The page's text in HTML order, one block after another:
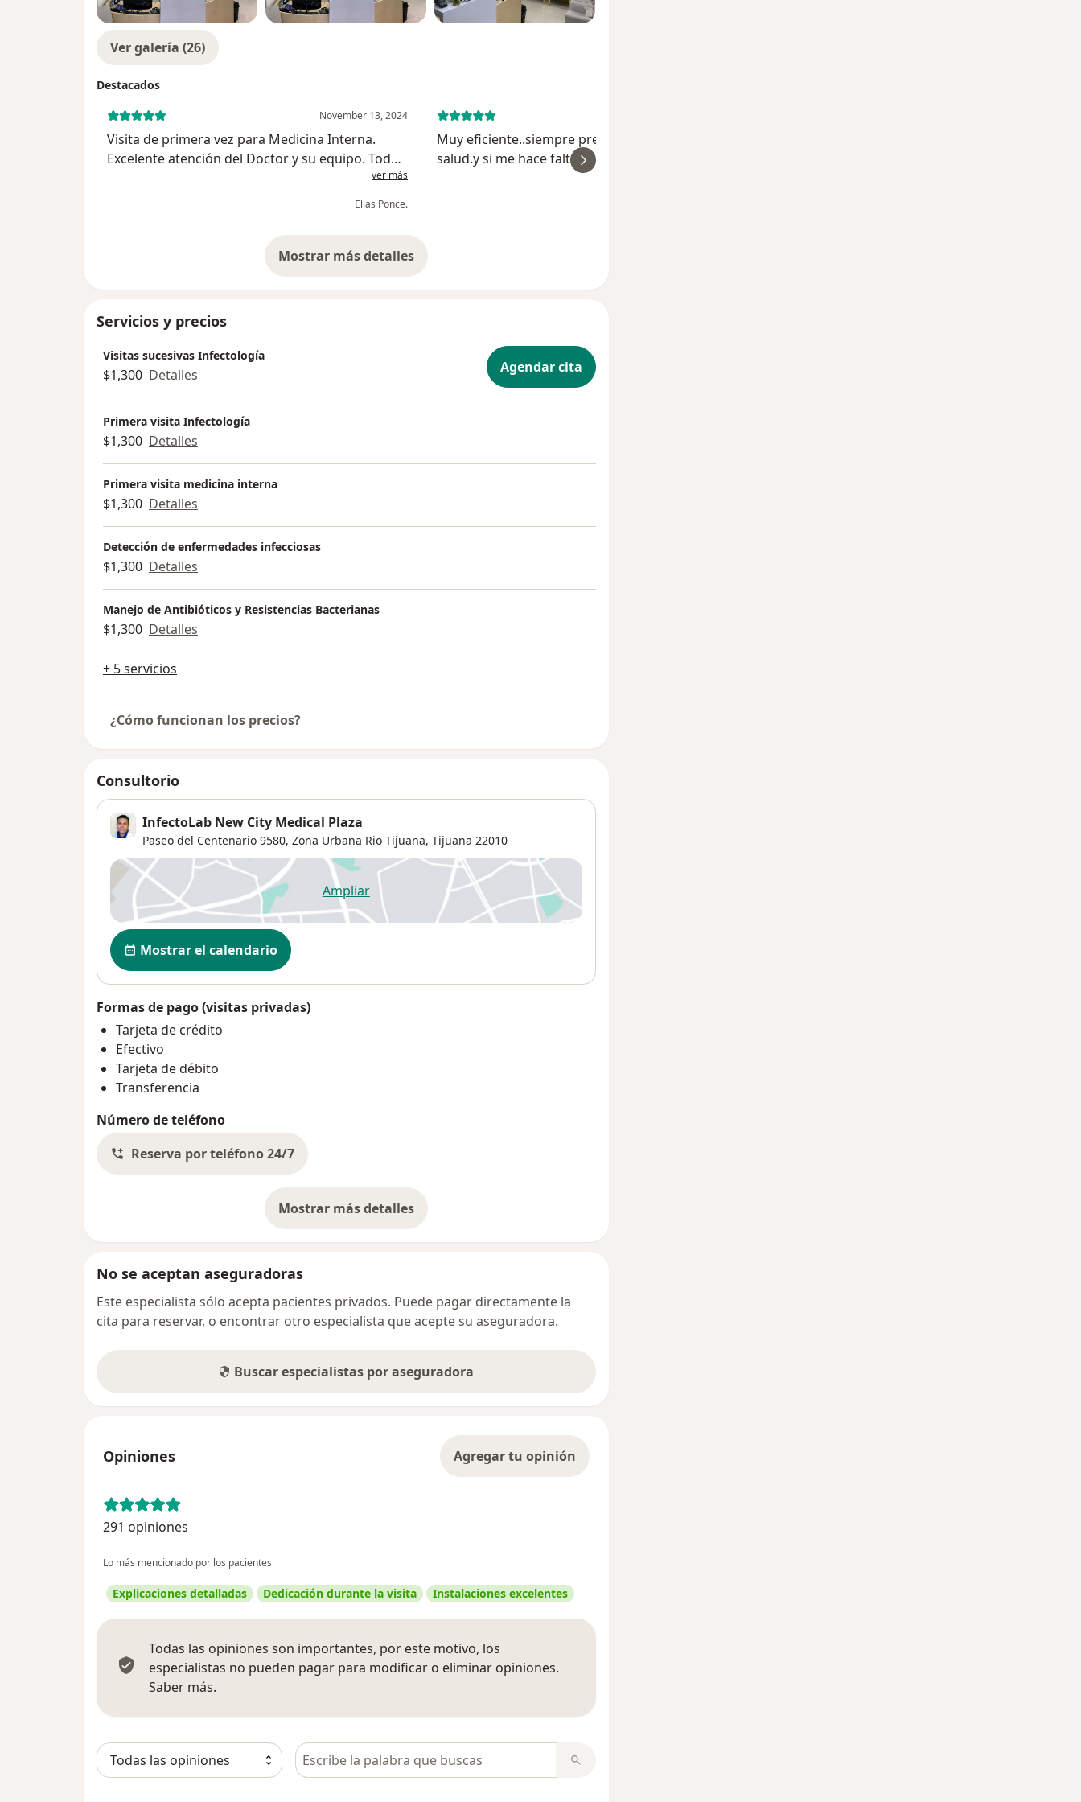
Gracias a esto el Dr. Navarro Álvarez es reconocido como uno de los referentes
especialistas en Microbiología e Infectología en Tijuana, además de ser
galardonado como uno de los 50 médicos de México acreedor de los Top Doctors
Si deseas agendar una consulta con el Dr. Navarro Álvarez sólo tienes que dar
click en el botón LLAMAR o PEDIR CITA.
Ver galería (26)
Destacados
November 13, 2024
Visita de primera vez para Medicina Interna.
Excelente atención del Doctor y su equipo. Todo
detalladas, dudas resueltas y más que tranquilo
ver más
Elias Ponce.
Muy eficiente..siempre pregunta como esta mi
salud.y si me hace falta hago que necesite
referente a mi situación de salud..excelente muy
Mostrar más detalles
sobre la experiencia
Servicios y precios
Visitas sucesivas Infectología
$1,300 Detalles Agendar cita
Primera visita Infectología
$1,300 Detalles
Primera visita medicina interna
$1,300 Detalles
Detección de enfermedades infecciosas
$1,300 Detalles
Manejo de Antibióticos y Resistencias Bacterianas
$1,300 Detalles
+ 5 servicios
¿Cómo funcionan los precios?
Consultorio
InfectoLab New City Medical Plaza
Paseo del Centenario 9580, Zona Urbana Rio Tijuana, Tijuana 22010
Ampliarse abre en una nueva pestaña
Disponibilidad
Mostrar el calendario
Formas de pago (visitas privadas)
Tarjeta de crédito
Efectivo
Tarjeta de débito
Transferencia
Número de teléfono
Reserva por teléfono 24/7
Mostrar más detalles
sobre la dirección
No se aceptan aseguradoras
Este especialista sólo acepta pacientes privados. Puede pagar directamente la
cita para reservar, o encontrar otro especialista que acepte su aseguradora.
Buscar especialistas por aseguradora
Opiniones Agregar tu opinión
291 opiniones
Lo más mencionado por los pacientes
Explicaciones detalladas Dedicación durante la visita Instalaciones excelentes
Todas las opiniones son importantes, por este motivo, los
especialistas no pueden pagar para modificar o eliminar opiniones.
Saber más.
Busca en opiniones